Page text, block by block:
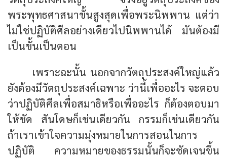
พระพุทธศาสนาขั้นสูงสุดเพื่อพระนิพพาน แต่ว่า
ไม่ใช่ปฏิบัติศีลอย่างเดียวไปนิพพานได้ มันต้องมี
เป็นขั้นเป็นตอน
เพราะฉะนั้น นอกจากวัตถุประสงค์ใหญ่แล้ว
ยังต้องมีวัตถุประสงค์เฉพาะ ว่านี้เพื่ออะไร จะตอบ
ว่าปฏิบัติศีลเพื่อสมาธิหรือเพื่ออะไร ก็ต้องตอบมา
ให้ชัด สันโดษก็เช่นเดียวกัน กรรมก็เช่นเดียวกัน
ถ้าเราเข้าใจความมุ่งหมายในการสอนในการ
ปฏิบัติ ความหมายของธรรมนั้นก็จะชัดเจนขึ้น